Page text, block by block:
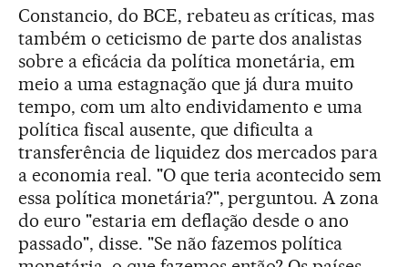
Constancio, do BCE, rebateu as críticas, mas
também o ceticismo de parte dos analistas
sobre a eficácia da política monetária, em
meio a uma estagnação que já dura muito
tempo, com um alto endividamento e uma
política fiscal ausente, que dificulta a
transferência de liquidez dos mercados para
a economia real. "O que teria acontecido sem
essa política monetária?", perguntou. A zona
do euro "estaria em deflação desde o ano
passado", disse. "Se não fazemos política